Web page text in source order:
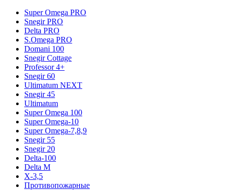
Super Omega PRO
Snegir PRO
Delta PRO
S.Omega PRO
Domani 100
Snegir Cottage
Professor 4+
Snegir 60
Ultimatum NEXT
Snegir 45
Ultimatum
Super Omega 100
Super Omega-10
Super Omega-7,8,9
Snegir 55
Snegir 20
Delta-100
Delta M
X-3,5
Противопожарные